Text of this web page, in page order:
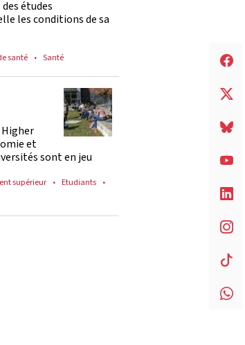
études
les conditions de sa
santé Santé
Higher
et
sont en jeu
supérieur
Etudiants